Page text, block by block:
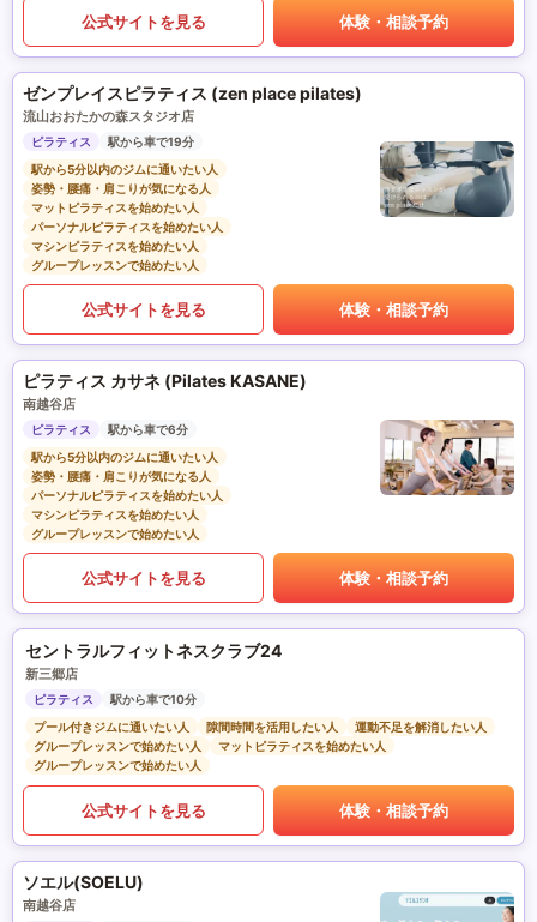
公式サイトを見る 体験・相談予約
ゼンプレイスピラティス (zen place pilates)
流山おおたかの森スタジオ店
ピラティス
駅から車で19分
駅から5分以内のジムに通いたい人
姿勢・腰痛・肩こりが気になる人
マットピラティスを始めたい人
パーソナルピラティスを始めたい人
マシンピラティスを始めたい人
グループレッスンで始めたい人
公式サイトを見る 体験・相談予約
ピラティス カサネ (Pilates KASANE)
南越谷店
ピラティス
駅から車で6分
駅から5分以内のジムに通いたい人
姿勢・腰痛・肩こりが気になる人
パーソナルピラティスを始めたい人
マシンピラティスを始めたい人
グループレッスンで始めたい人
公式サイトを見る 体験・相談予約
セントラルフィットネスクラブ24
新三郷店
ピラティス
駅から車で10分
プール付きジムに通いたい人
隙間時間を活用したい人
運動不足を解消したい人
グループレッスンで始めたい人
マットピラティスを始めたい人
グループレッスンで始めたい人
公式サイトを見る 体験・相談予約
ソエル(SOELU)
南越谷店